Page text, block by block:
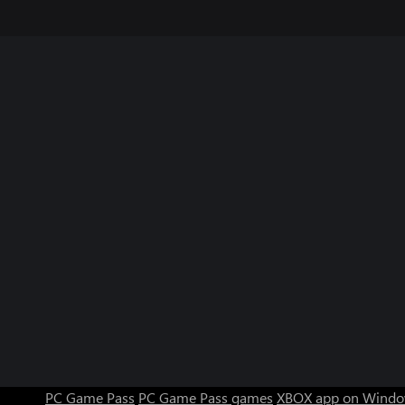
PC Game Pass PC Game Pass games XBOX app on